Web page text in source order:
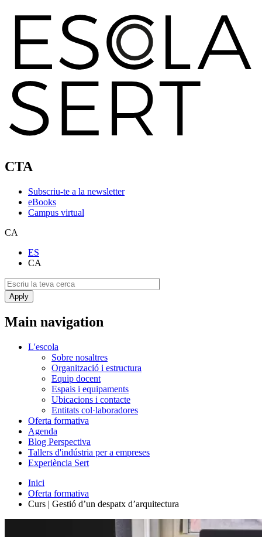
CTA
Subscriu-te a la newsletter
eBooks
Campus virtual
CA
ES
CA
Main navigation
L'escola
Sobre nosaltres
Organització i estructura
Equip docent
Espais i equipaments
Ubicacions i contacte
Entitats col·laboradores
Oferta formativa
Agenda
Blog Perspectiva
Tallers d'indústria per a empreses
Experiència Sert
Inici
Oferta formativa
Curs | Gestió d’un despatx d’arquitectura